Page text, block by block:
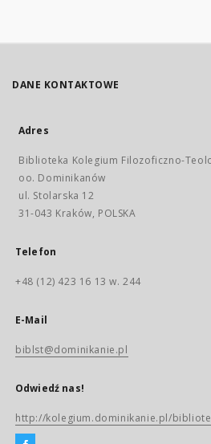
DANE KONTAKTOWE
Adres
Biblioteka Kolegium Filozoficzno-
oo. Dominikanów
ul. Stolarska 12
31-043 Kraków, POLSKA
Telefon
+48 (12) 423 16 13 w. 244
E-Mail
biblst@dominikanie.pl
Odwiedź nas!
http://kolegium.dominikanie.pl/